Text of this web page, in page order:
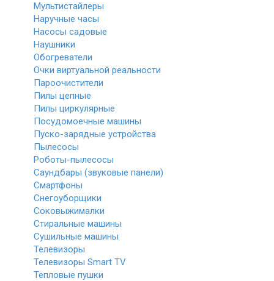
Мультистайлеры
Наручные часы
Насосы садовые
Наушники
Обогреватели
Очки виртуальной реальности
Пароочистители
Пилы цепные
Пилы циркулярные
Посудомоечные машины
Пуско-зарядные устройства
Пылесосы
Роботы-пылесосы
Саундбары (звуковые панели)
Смартфоны
Снегоуборщики
Соковыжималки
Стиральные машины
Сушильные машины
Телевизоры
Телевизоры Smart TV
Тепловые пушки